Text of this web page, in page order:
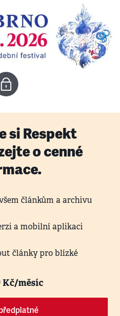
si Respekt
o cenné
článkům a archivu
a mobilní aplikaci
články pro blízké
Kč/měsíc